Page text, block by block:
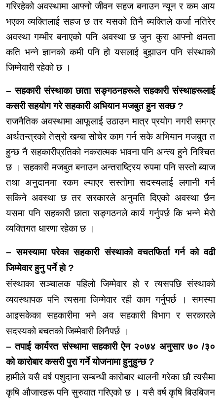
गरिरहेको अवस्थामा आफ्नो जीवन सहज बनाउन न्यून र कम आय
भएकाव्यक्तिलाई सहज छ तर यसको तिनै ब्यक्तिले कर्जा नतिरेर
अवस्था गम्भीरबनाएकोपनि अवस्था छ जुन कुरा आफ्नो क्षमता
कति भन्ने ज्ञानको कमी पनि हो यसलाई बुझाउन पनि संस्थाको
जिम्मेवारी रहेको छ ।
– सहकारी संस्थाका छातासङ्गठनहरूलेसहकारीसंस्थाहरूलाई
कसरी सहयोग गरे सहकारी अभियानमजबुतहुन सक्छ ?
राजनैतिक अवस्थामा आफूलाईउठाउन मात्र प्रयोग नगरी समग्र
अर्थतन्त्रको तेस्रोखम्बासोचेर काम गर्न सके अभियानमजबुत त
हुन्छ नैसहकारीप्रतिकोनकरात्मक भावना पनि अन्त्य हुने निश्चित
छ । सहकारीमजबुत बनाउन अन्तराष्ट्रियरुपमा पनि सस्तो ब्याज
तथा अनुदानमा रकम ल्याएर सस्तोमा सदस्यलाई लगानी गर्न
सकिने अवस्था छ तर सरकारले अनुमतिदिएको अवस्था छैन
यसमापनि सहकारी छातासङ्गठनलेकार्य गर्नुपर्छ कि भन्ने मेरो
व्यक्तिगत धारणा रहेका छ ।
–समस्यामा परेका सहकारी संस्थाको वचतफिर्ता गर्न को वढी
जिम्मेवार हुनु पर्ने हो?
संस्थाका सञ्चालक पहिलो जिम्मेवार हो र त्यसपछि संस्थाको
व्यवस्थापक पनि त्यसमा जिम्मेवार रही काम गर्नुपर्छ । समस्या
आइसकेका सहकारीमा भने अव सहकारी विभाग र सरकारले
सदस्यको बचतको जिम्मेवारी लिनैपर्छ ।
– तपाई कार्यरत संस्थामा सहकारी ऐन २०७४ अनुसार ७० /३०
कोकारोबारकसरी पुरा गर्ने योजनामा हुनुहुन्छ ?
हामीले यसै वर्ष पशुदाना सम्बन्धीकारोबारथालनी गरेका छौ त्यसैमा
कृषि औजारहरूपनि सुरुवात गरिएको छ । यसै वर्ष कृषिबिउबिजन